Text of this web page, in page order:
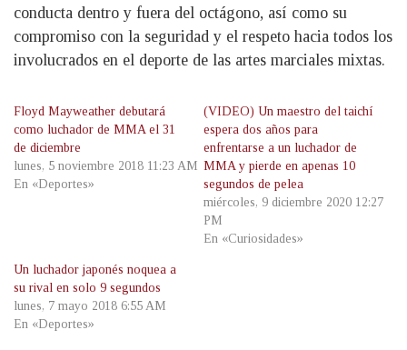
conducta dentro y fuera del octágono, así como su
compromiso con la seguridad y el respeto hacia todos los
involucrados en el deporte de las artes marciales mixtas.
Floyd Mayweather debutará
como luchador de MMA el 31
de diciembre
lunes, 5 noviembre 2018 11:23 AM
En «Deportes»
(VIDEO) Un maestro del taichí
espera dos años para
enfrentarse a un luchador de
MMA y pierde en apenas 10
segundos de pelea
miércoles, 9 diciembre 2020 12:27
PM
En «Curiosidades»
Un luchador japonés noquea a
su rival en solo 9 segundos
lunes, 7 mayo 2018 6:55 AM
En «Deportes»